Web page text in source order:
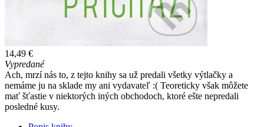
14,49 €
Vypredané
Ach, mrzí nás to, z tejto knihy sa už predali všetky výtlačky a
nemáme ju na sklade my ani vydavateľ :( Teoreticky však môžete
mať šťastie v niektorých iných obchodoch, ktoré ešte nepredali
posledné kusy.